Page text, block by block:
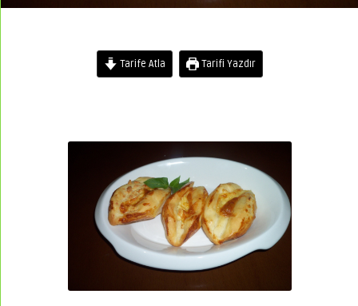
Tarife Atla Tarifi Yazdır